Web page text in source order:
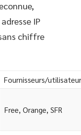
IP
chiffre
Fournisseurs/
Free, Orange, SFR